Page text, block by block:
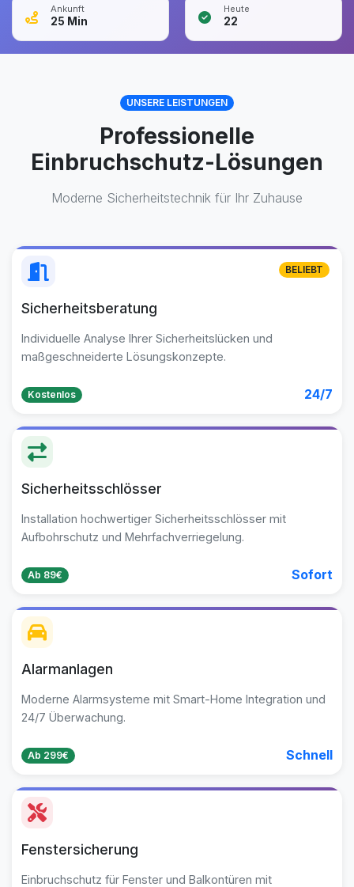
Ankunft
25 Min
Heute
22
UNSERE LEISTUNGEN
Professionelle
Einbruchschutz-Lösungen
Moderne Sicherheitstechnik für Ihr Zuhause
Sicherheitsberatung
Individuelle Analyse Ihrer Sicherheitslücken und
maßgeschneiderte Lösungskonzepte.
Kostenlos 24/7
BELIEBT
Sicherheitsschlösser
Installation hochwertiger Sicherheitsschlösser mit
Aufbohrschutz und Mehrfachverriegelung.
Ab 89€ Sofort
Alarmanlagen
Moderne Alarmsysteme mit Smart-Home Integration und
24/7 Überwachung.
Ab 299€ Schnell
Fenstersicherung
Einbruchschutz für Fenster und Balkontüren mit